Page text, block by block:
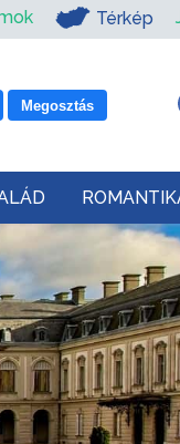
Térkép
Megosztás